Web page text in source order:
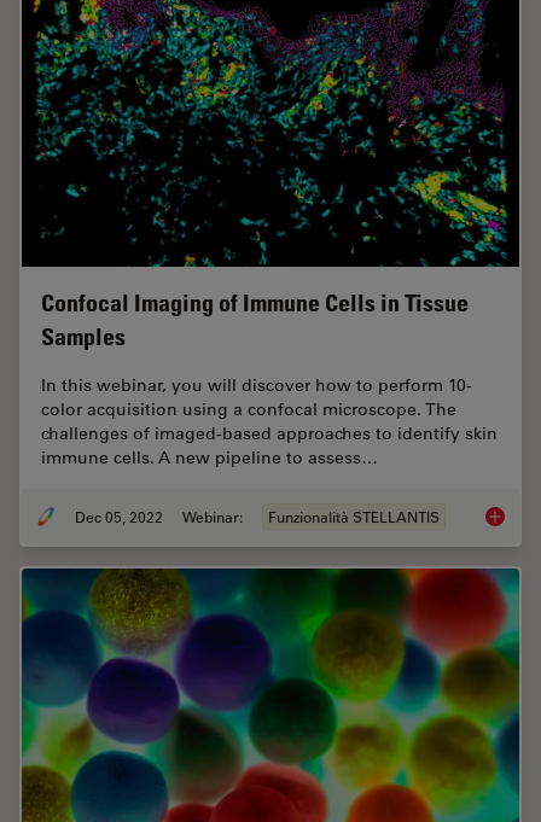
Confocal Imaging of Immune Cells in Tissue
Samples
In this webinar, you will discover how to perform 10-
color acquisition using a confocal microscope. The
challenges of imaged-based approaches to identify skin
immune cells. A new pipeline to assess…
Dec 05, 2022 Webinar: Funzionalità STELLANTIS